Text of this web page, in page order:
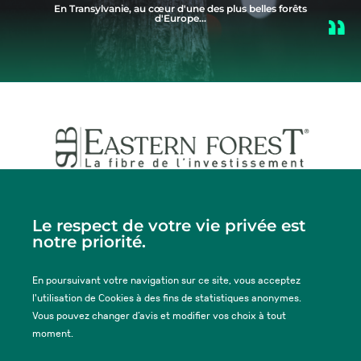
En Transylvanie, au cœur d'une des plus belles forêts
d'Europe...
29-31 rue de Courcelles, 75008 PARIS
Tel. :
+33 (0)2 33 77 47 37
ACTUALITÉS
Le respect de votre vie privée est
notre priorité.
En poursuivant votre navigation sur ce site, vous acceptez
l'utilisation de Cookies à des fins de statistiques anonymes.
Vous pouvez changer d’avis et modifier vos choix à tout
moment.